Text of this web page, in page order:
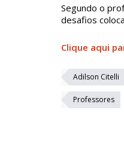
Segundo o
desafios
Clique aqui
Adilson Citelli
Professores